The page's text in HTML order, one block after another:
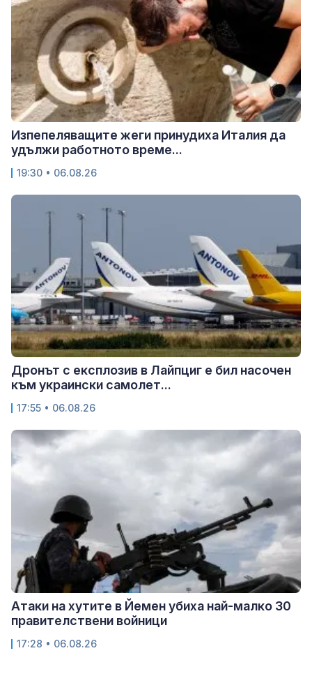
Изпепеляващите жеги принудиха Италия да
удължи работното време...
19:30 • 06.08.26
Дронът с експлозив в Лайпциг е бил насочен
към украински самолет...
17:55 • 06.08.26
Атаки на хутите в Йемен убиха най-малко 30
правителствени войници
17:28 • 06.08.26